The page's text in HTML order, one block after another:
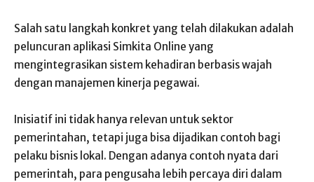
Salah satu langkah konkret yang telah dilakukan adalah
peluncuran aplikasi Simkita Online yang
mengintegrasikan sistem kehadiran berbasis wajah
dengan manajemen kinerja pegawai.
Inisiatif ini tidak hanya relevan untuk sektor
pemerintahan, tetapi juga bisa dijadikan contoh bagi
pelaku bisnis lokal. Dengan adanya contoh nyata dari
pemerintah, para pengusaha lebih percaya diri dalam